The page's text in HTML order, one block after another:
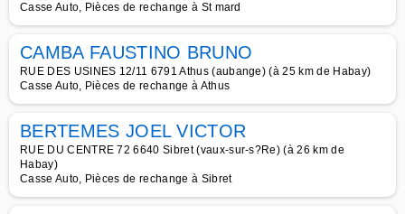
Casse Auto, Pièces de rechange à St mard
CAMBA FAUSTINO BRUNO
RUE DES USINES 12/11 6791 Athus (aubange) (à 25 km de Habay)
Casse Auto, Pièces de rechange à Athus
BERTEMES JOEL VICTOR
RUE DU CENTRE 72 6640 Sibret (vaux-sur-s?Re) (à 26 km de
Habay)
Casse Auto, Pièces de rechange à Sibret